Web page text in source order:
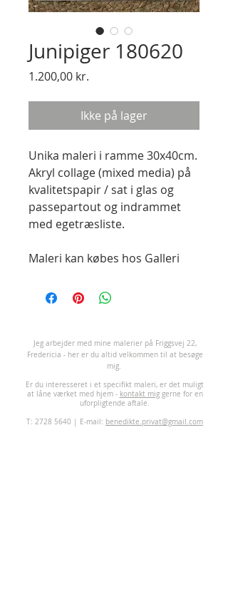
Junipiger 180620
1.200,00 kr.
Ikke på lager
Unika maleri i ramme 30x40cm.
Akryl collage (mixed media) på
kvalitetspapir / sat i glas og
passepartout og indrammet
med egetræsliste.
Maleri kan købes hos Galleri
eg arbejder med mine malerier på Friggsvej 22,
Fredericia - her er du altid velkommen til at besøge
mig.
Er du interesseret i et specifikt maleri, er det muligt
at låne værket med hjem - kontakt miggerne for en
uforpligtende aftale.
T: 2728 5640 | E-mail: benedikte.privat@gmail.com